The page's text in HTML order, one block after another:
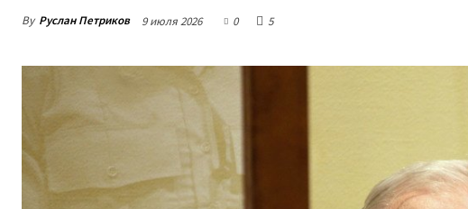
By Руслан Петриков 9 июля 2026 0 5